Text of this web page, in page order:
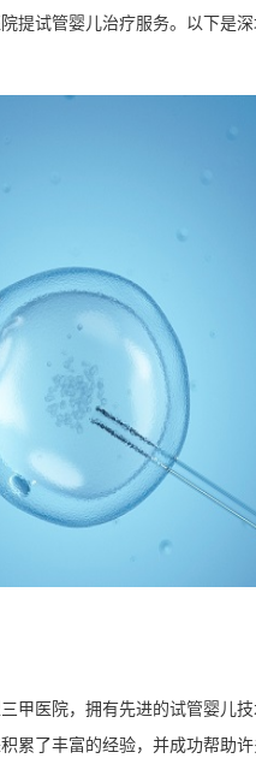
提试管婴儿治疗服务。以下是
甲医院，拥有先进的试管婴儿
累了丰富的经验，并成功帮助